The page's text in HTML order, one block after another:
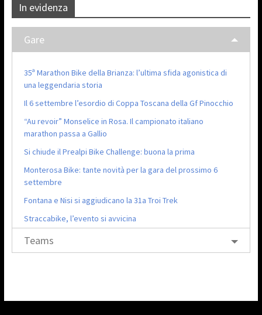
In evidenza
Gare
35ª Marathon Bike della Brianza: l’ultima sfida agonistica di
una leggendaria storia
Il 6 settembre l’esordio di Coppa Toscana della Gf Pinocchio
“Au revoir” Monselice in Rosa. Il campionato italiano
marathon passa a Gallio
Si chiude il Prealpi Bike Challenge: buona la prima
Monterosa Bike: tante novità per la gara del prossimo 6
settembre
Fontana e Nisi si aggiudicano la 31a Troi Trek
Straccabike, l’evento si avvicina
Teams